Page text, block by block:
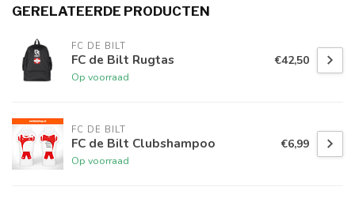
GERELATEERDE PRODUCTEN
FC DE BILT
FC de Bilt Rugtas
Op voorraad
€42,50
FC DE BILT
FC de Bilt Clubshampoo
Op voorraad
€6,99